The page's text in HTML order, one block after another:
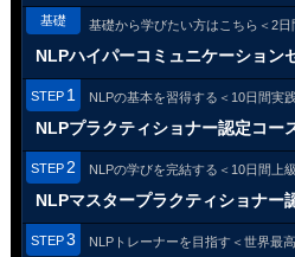
基礎 基礎から学びたい方はこちら ＜2
NLPハイパーコミュニケーション
STEP 1 NLPの基本を習得する ＜10日間実
NLPプラクティショナー認定コー
STEP 2 NLPの学びを完結する ＜10日間上
NLPマスタープラクティショナー
STEP 3 NLPトレーナーを目指す＜世界最